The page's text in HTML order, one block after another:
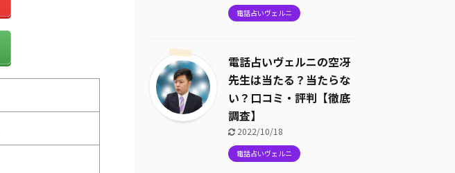
電話占いヴェルニ
電話占いヴェルニの空冴
先生は当たる？当たらな
い？口コミ・評判【徹底
調査】
2022/10/18
電話占いヴェルニ